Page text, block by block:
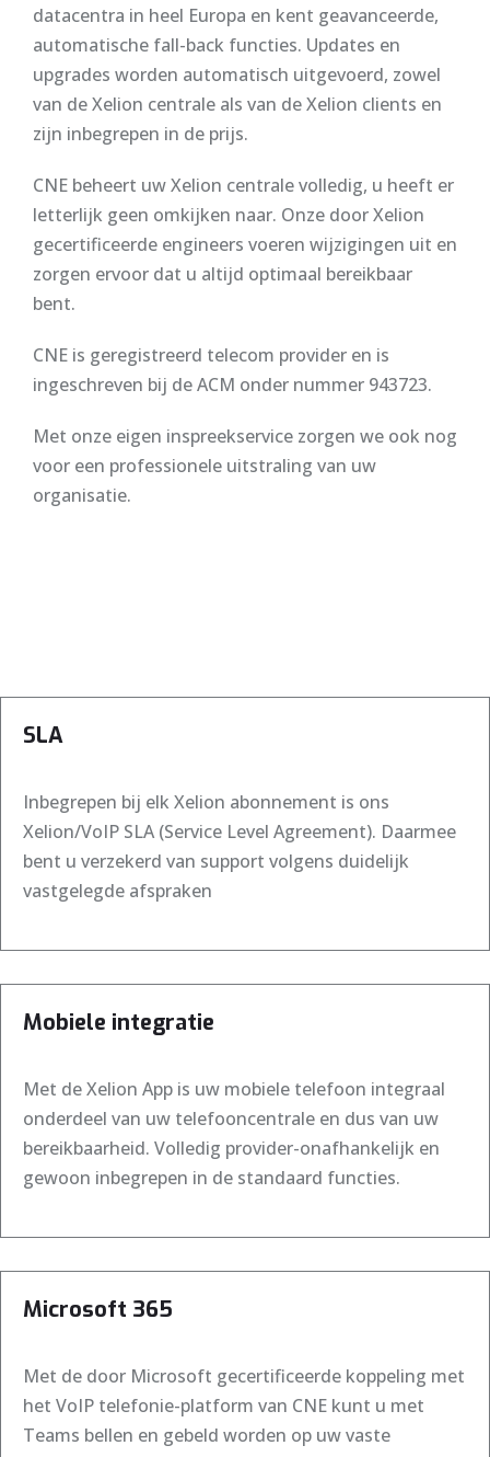
datacentra in heel Europa en kent geavanceerde,
automatische fall-back functies. Updates en
upgrades worden automatisch uitgevoerd, zowel
van de Xelion centrale als van de Xelion clients en
zijn inbegrepen in de prijs.
CNE beheert uw Xelion centrale volledig, u heeft er
letterlijk geen omkijken naar. Onze door Xelion
gecertificeerde engineers voeren wijzigingen uit en
zorgen ervoor dat u altijd optimaal bereikbaar
bent.
CNE is geregistreerd telecom provider en is
ingeschreven bij de ACM onder nummer 943723.
Met onze eigen inspreekservice zorgen we ook nog
voor een professionele uitstraling van uw
organisatie.
SLA
Inbegrepen bij elk Xelion abonnement is ons
Xelion/VoIP SLA (Service Level Agreement). Daarmee
bent u verzekerd van support volgens duidelijk
vastgelegde afspraken
Mobiele integratie
Met de Xelion App is uw mobiele telefoon integraal
onderdeel van uw telefooncentrale en dus van uw
bereikbaarheid. Volledig provider-onafhankelijk en
gewoon inbegrepen in de standaard functies.
Microsoft 365
Met de door Microsoft gecertificeerde koppeling met
het VoIP telefonie-platform van CNE kunt u met
Teams bellen en gebeld worden op uw vaste